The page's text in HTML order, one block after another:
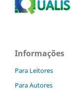
Informações
Para Leitores
Para Autores